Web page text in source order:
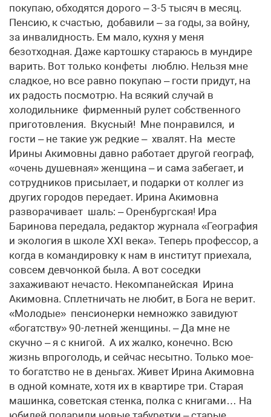
покупаю, обходятся дорого – 3-5 тысяч в месяц.
Пенсию, к счастью, добавили – за годы, за войну,
за инвалидность. Ем мало, кухня у меня
безотходная. Даже картошку стараюсь в мундире
варить. Вот только конфеты люблю. Нельзя мне
сладкое, но все равно покупаю – гости придут, на
их радость посмотрю. На всякий случай в
холодильнике фирменный рулет собственного
приготовления. Вкусный! Мне понравился, и
гости – не такие уж редкие – хвалят. На месте
Ирины Акимовны давно работает другой географ,
«очень душевная» женщина – и сама забегает, и
сотрудников присылает, и подарки от коллег из
других городов передает. Ирина Акимовна
разворачивает шаль: – Оренбургская! Ира
Баринова передала, редактор журнала «География
и экология в школе XXI века». Теперь профессор, а
когда в командировку к нам в институт приехала,
совсем девчонкой была. А вот соседки
захаживают нечасто. Некомпанейская Ирина
Акимовна. Сплетничать не любит, в Бога не верит.
«Молодые» пенсионерки немножко завидуют
«богатству» 90-летней женщины. – Да мне не
скучно – я с книгой. А их жалко, конечно. Всю
жизнь впроголодь, и сейчас несытно. Только мое-
то богатство не в деньгах. Живет Ирина Акимовна
в одной комнате, хотя их в квартире три. Старая
машинка, советская стенка, полка с книгами… На